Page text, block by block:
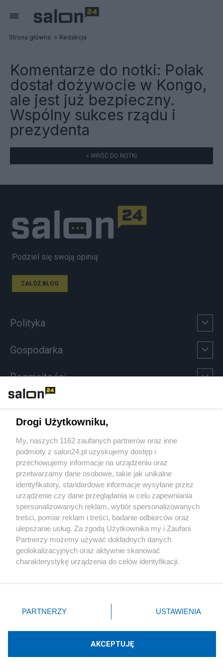
Strona główna Redakcja
Komentarze do notki: Polak
dostał dożywocie w Kongo,
ale jest już bezpieczny.
Wspólny sukces rządu i
prezydenta
« WRÓĆ DO NOTKI
Podziel się swoją opinią
ZAŁÓŻ BLOG
Polityka
Gospodarka
Rozmaitości
Sport
Społeczeństwo
Kultura
X Facebook Instagram Youtube
Technologię dostarcza:W3media.pl
Drogi Użytkowniku,
My, naszych 1162 zaufanych partnerów oraz inne
podmioty z salon24.pl uzyskujemy dostęp i
przechowujemy informacje na urządzeniu oraz
przetwarzamy dane osobowe, takie jak unikalne
identyfikatory, standardowe informacje wysyłane przez
urządzenie czy dane przeglądania w celu zapewniania
spersonalizowanych reklam, wybór spersonalizowanych
treści, pomiar reklam i treści, badanie odbiorców oraz
ulepszanie usług. Za zgodą Użytkownika my i Zaufani
Partnerzy możemy używać dokładnych danych
geolokalizacyjnych oraz aktywnie skanować
charakterystykę urządzenia do celów identyfikacji.
zmienić/wycofać klikając przycisk ustawień prywatności
znajdujący się w lewym dolnym rogu strony
rodzaje przetwarzania danych nie wymagają zgody
użytkownika, ale masz prawo sprzeciwić się takiemu
PARTNERZY USTAWIENIA
AKCEPTUJĘ